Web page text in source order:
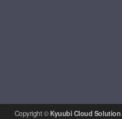
Copyright © Kyuubi Cloud Solution